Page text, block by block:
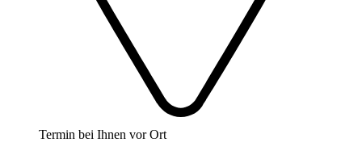
Termin bei Ihnen vor Ort